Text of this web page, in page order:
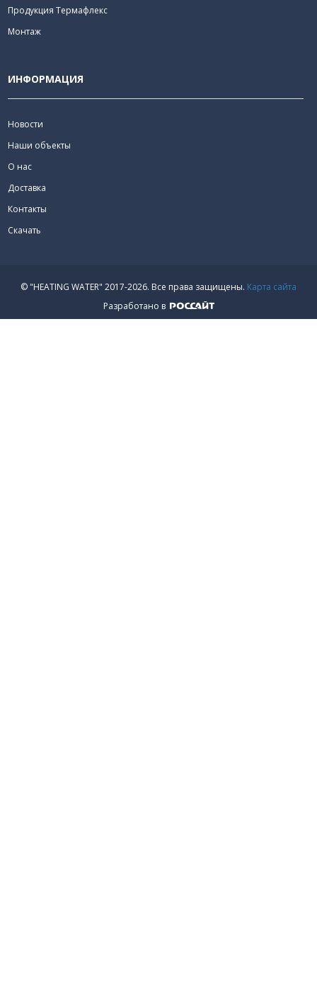
Продукция Термафлекс
Монтаж
ИНФОРМАЦИЯ
Новости
Наши объекты
О нас
Доставка
Контакты
Скачать
© "HEATING WATER" 2017-2026. Все права защищены. Карта сайта
Разработано в